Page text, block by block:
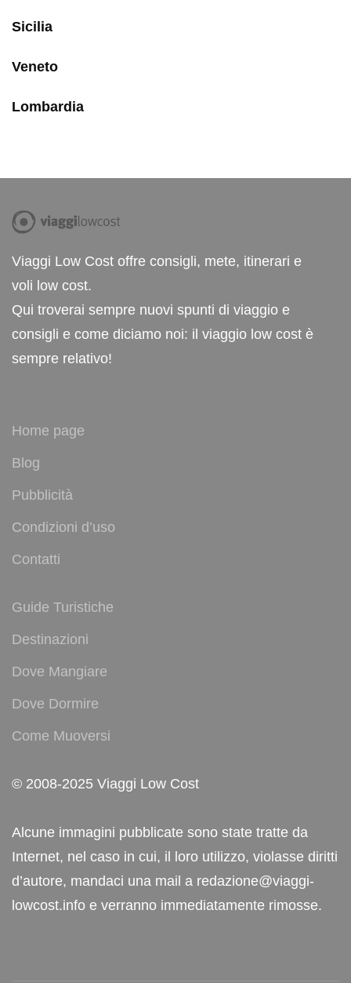
Sicilia
Veneto
Lombardia
Viaggi Low Cost offre consigli, mete, itinerari e
voli low cost.
Qui troverai sempre nuovi spunti di viaggio e
consigli e come diciamo noi: il viaggio low cost è
sempre relativo!
Home page
Blog
Pubblicità
Condizioni d’uso
Contatti
Guide Turistiche
Destinazioni
Dove Mangiare
Dove Dormire
Come Muoversi
© 2008-2025 Viaggi Low Cost
Alcune immagini pubblicate sono state tratte da
Internet, nel caso in cui, il loro utilizzo, violasse diritti
d’autore, mandaci una mail a redazione@viaggi-
lowcost.info e verranno immediatamente rimosse.